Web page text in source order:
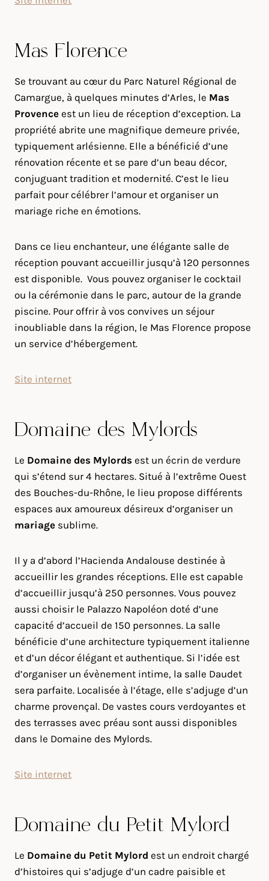
Mas Florence
Se trouvant au cœur du Parc Naturel Régional de
Camargue, à quelques minutes d’Arles, le Mas
Provence est un lieu de réception d’exception. La
propriété abrite une magnifique demeure privée,
typiquement arlésienne. Elle a bénéficié d’une
rénovation récente et se pare d’un beau décor,
conjuguant tradition et modernité. C’est le lieu
parfait pour célébrer l’amour et organiser un
mariage riche en émotions.
Dans ce lieu enchanteur, une élégante salle de
réception pouvant accueillir jusqu’à 120 personnes
est disponible. Vous pouvez organiser le cocktail
ou la cérémonie dans le parc, autour de la grande
piscine. Pour offrir à vos convives un séjour
inoubliable dans la région, le Mas Florence propose
un service d’hébergement.
Site internet
Domaine des Mylords
Le Domaine des Mylords est un écrin de verdure
qui s’étend sur 4 hectares. Situé à l’extrême Ouest
des Bouches-du-Rhône, le lieu propose différents
espaces aux amoureux désireux d’organiser un
mariage sublime.
Il y a d’abord l’Hacienda Andalouse destinée à
accueillir les grandes réceptions. Elle est capable
d’accueillir jusqu’à 250 personnes. Vous pouvez
aussi choisir le Palazzo Napoléon doté d’une
capacité d’accueil de 150 personnes. La salle
bénéficie d’une architecture typiquement italienne
et d’un décor élégant et authentique. Si l’idée est
d’organiser un évènement intime, la salle Daudet
sera parfaite. Localisée à l’étage, elle s’adjuge d’un
charme provençal. De vastes cours verdoyantes et
des terrasses avec préau sont aussi disponibles
dans le Domaine des Mylords.
Site internet
Domaine du Petit Mylord
Le Domaine du Petit Mylord est un endroit chargé
d’histoires qui s’adjuge d’un cadre paisible et